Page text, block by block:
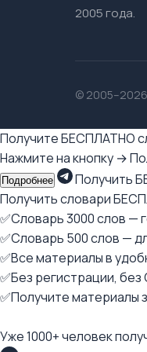
2005 года.
©
Получите БЕСПЛАТНО
Нажмите на кнопку →
Подробнее
Получить
Получить словари
✅Словарь 3000 слов —
✅Словарь 500 слов —
✅Все материалы в
✅Без регистрации,
✅Получите материалы
Уже 1000+ человек